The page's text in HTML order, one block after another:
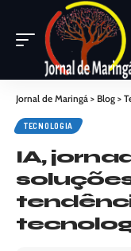
Jornal de Maringá > Blog >
TECNOLOGIA
IA,